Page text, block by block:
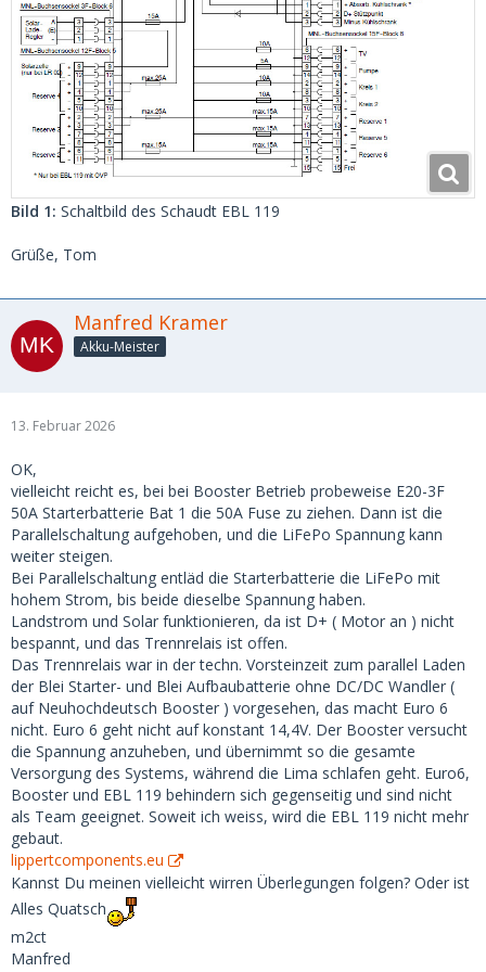
Bild 1: Schaltbild des Schaudt EBL 119
Grüße, Tom
Manfred Kramer
Akku-Meister
13. Februar 2026
OK,
vielleicht reicht es, bei bei Booster Betrieb probeweise E20-3F
50A Starterbatterie Bat 1 die 50A Fuse zu ziehen. Dann ist die
Parallelschaltung aufgehoben, und die LiFePo Spannung kann
weiter steigen.
Bei Parallelschaltung entläd die Starterbatterie die LiFePo mit
hohem Strom, bis beide dieselbe Spannung haben.
Landstrom und Solar funktionieren, da ist D+ ( Motor an ) nicht
bespannt, und das Trennrelais ist offen.
Das Trennrelais war in der techn. Vorsteinzeit zum parallel Laden
der Blei Starter- und Blei Aufbaubatterie ohne DC/DC Wandler (
auf Neuhochdeutsch Booster ) vorgesehen, das macht Euro 6
nicht. Euro 6 geht nicht auf konstant 14,4V. Der Booster versucht
die Spannung anzuheben, und übernimmt so die gesamte
Versorgung des Systems, während die Lima schlafen geht. Euro6,
Booster und EBL 119 behindern sich gegenseitig und sind nicht
als Team geeignet. Soweit ich weiss, wird die EBL 119 nicht mehr
gebaut.
lippertcomponents.eu
Kannst Du meinen vielleicht wirren Überlegungen folgen? Oder ist
Alles Quatsch
m2ct
Manfred